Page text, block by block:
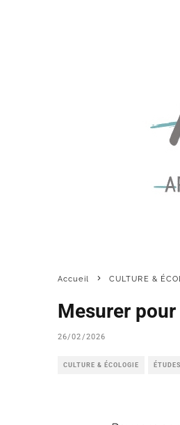
Accueil CULTURE &
Mesurer
26/02/2026
CULTURE & ÉCOLOGIE